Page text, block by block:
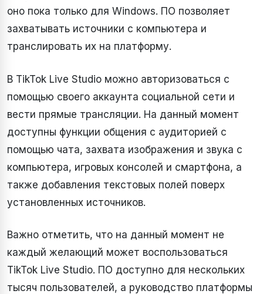
оно пока только для Windows. ПО позволяет
захватывать источники c компьютера и
транслировать их на платформу.
В TikTok Live Studio можно авторизоваться с
помощью своего аккаунта социальной сети и
вести прямые трансляции. На данный момент
доступны функции общения с аудиторией с
помощью чата, захвата изображения и звука с
компьютера, игровых консолей и смартфона, а
также добавления текстовых полей поверх
установленных источников.
Важно отметить, что на данный момент не
каждый желающий может воспользоваться
TikTok Live Studio. ПО доступно для нескольких
тысяч пользователей, а руководство платформы